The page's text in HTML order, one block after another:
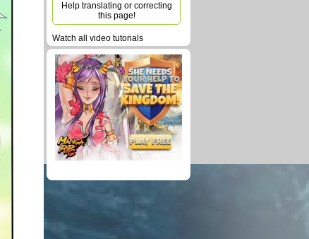
Help translating or correcting
this page!
Watch all video tutorials